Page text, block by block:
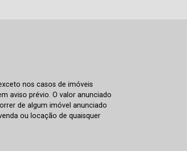
nos casos de imóveis
aviso prévio. O valor anunciado
de algum imóvel anunciado
ou locação de quaisquer